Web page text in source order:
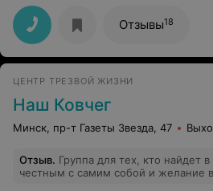
усиление. Было приятно и
теперь если приезжаешь без срыва,
половину стоимости, хотя я готов
полную как и раньше. Вот очень
Отзывы18
ЦЕНТР ТРЕЗВОЙ ЖИЗНИ
Наш Ковчег
Минск, пр-т Газеты Звезда, 47
Отзыв. Группа для тех, кто найдет
честным с самим собой и желание